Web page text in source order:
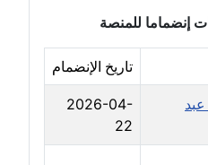
إنضماما للمنصة
تاريخ الإنضمام
2026-04-
22